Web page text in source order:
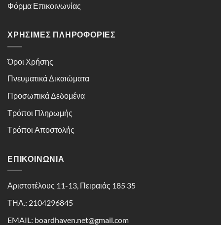
Φόρμα Επικοινωνίας
ΧΡΉΣΙΜΕΣ ΠΛΗΡΟΦΟΡΊΕΣ
Όροι Χρήσης
Πνευματικά Δικαιώματα
Προσωπικά Δεδομένα
Τρόποι Πληρωμής
Τρόποι Αποστολής
ΕΠΙΚΟΙΝΩΝΊΑ
Αριστοτέλους 11-13, Πειραιάς 185 35
ΤΗΛ.: 2104296845
EMAIL: boardhaven.net@gmail.com